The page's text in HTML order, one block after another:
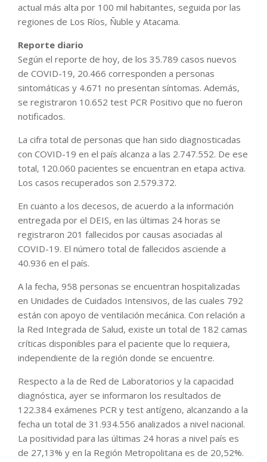
actual más alta por 100 mil habitantes, seguida por las
regiones de Los Ríos, Ñuble y Atacama.
Reporte diario
Según el reporte de hoy, de los 35.789 casos nuevos
de COVID-19, 20.466 corresponden a personas
sintomáticas y 4.671 no presentan síntomas. Además,
se registraron 10.652 test PCR Positivo que no fueron
notificados.
La cifra total de personas que han sido diagnosticadas
con COVID-19 en el país alcanza a las 2.747.552. De ese
total, 120.060 pacientes se encuentran en etapa activa.
Los casos recuperados son 2.579.372.
En cuanto a los decesos, de acuerdo a la información
entregada por el DEIS, en las últimas 24 horas se
registraron 201 fallecidos por causas asociadas al
COVID-19. El número total de fallecidos asciende a
40.936 en el país.
A la fecha, 958 personas se encuentran hospitalizadas
en Unidades de Cuidados Intensivos, de las cuales 792
están con apoyo de ventilación mecánica. Con relación a
la Red Integrada de Salud, existe un total de 182 camas
críticas disponibles para el paciente que lo requiera,
independiente de la región donde se encuentre.
Respecto a la de Red de Laboratorios y la capacidad
diagnóstica, ayer se informaron los resultados de
122.384 exámenes PCR y test antígeno, alcanzando a la
fecha un total de 31.934.556 analizados a nivel nacional.
La positividad para las últimas 24 horas a nivel país es
de 27,13% y en la Región Metropolitana es de 20,52%.